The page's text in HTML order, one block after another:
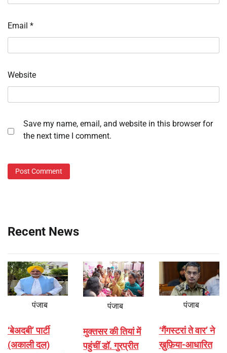
Email *
Website
Save my name, email, and website in this browser for
the next time I comment.
Recent News
पंजाब
‘बेअदबी’ पार्टी
(अकाली दल)
पंजाब
मुक्तसर की तियां में
पहुंचीं डॉ. गुरप्रीत
पंजाब
‘गैंगस्टरां ते वार’ ने
ख़ुफ़िया-आधारित